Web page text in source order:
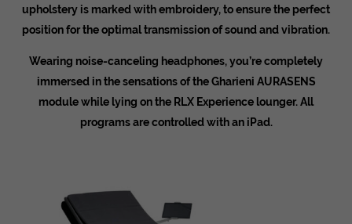
upholstery is marked with embroidery, to ensure the perfect
position for the optimal transmission of sound and vibration.
Wearing noise-canceling headphones, you’re completely
immersed in the sensations of the Gharieni AURASENS
module while lying on the RLX Experience lounger. All
programs are controlled with an iPad.